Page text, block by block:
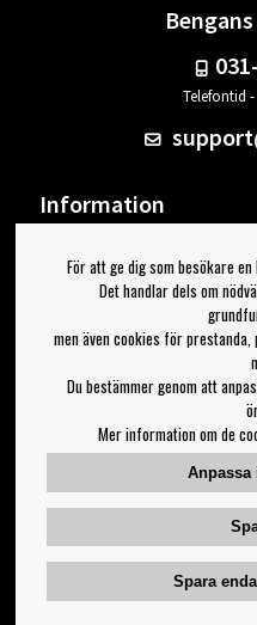
Telefontid
Information
Om Bengans
FAQ / Köp- & Leveransvillkor
Jag vill ha
För att ge dig som besökare
Det handlar dels om
men även cookies för
Du bestämmer genom att
Mer information om de
Spara